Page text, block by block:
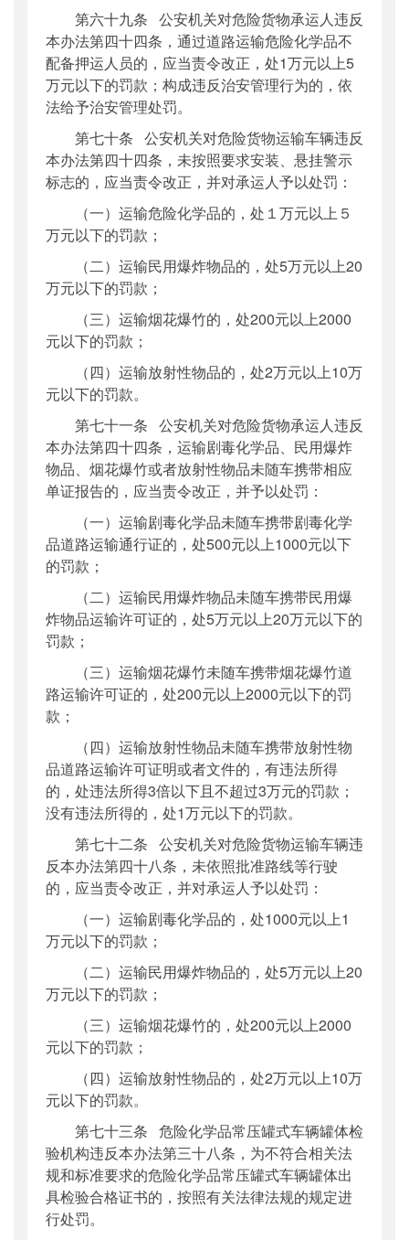
第六十九条 公安机关对危险货物承运人违反
本办法第四十四条，通过道路运输危险化学品不
配备押运人员的，应当责令改正，处1万元以上5
万元以下的罚款；构成违反治安管理行为的，依
法给予治安管理处罚。
第七十条 公安机关对危险货物运输车辆违反
本办法第四十四条，未按照要求安装、悬挂警示
标志的，应当责令改正，并对承运人予以处罚：
（一）运输危险化学品的，处１万元以上５
万元以下的罚款；
（二）运输民用爆炸物品的，处5万元以上20
万元以下的罚款；
（三）运输烟花爆竹的，处200元以上2000
元以下的罚款；
（四）运输放射性物品的，处2万元以上10万
元以下的罚款。
第七十一条 公安机关对危险货物承运人违反
本办法第四十四条，运输剧毒化学品、民用爆炸
物品、烟花爆竹或者放射性物品未随车携带相应
单证报告的，应当责令改正，并予以处罚：
（一）运输剧毒化学品未随车携带剧毒化学
品道路运输通行证的，处500元以上1000元以下
的罚款；
（二）运输民用爆炸物品未随车携带民用爆
炸物品运输许可证的，处5万元以上20万元以下的
罚款；
（三）运输烟花爆竹未随车携带烟花爆竹道
路运输许可证的，处200元以上2000元以下的罚
款；
（四）运输放射性物品未随车携带放射性物
品道路运输许可证明或者文件的，有违法所得
的，处违法所得3倍以下且不超过3万元的罚款；
没有违法所得的，处1万元以下的罚款。
第七十二条 公安机关对危险货物运输车辆违
反本办法第四十八条，未依照批准路线等行驶
的，应当责令改正，并对承运人予以处罚：
（一）运输剧毒化学品的，处1000元以上1
万元以下的罚款；
（二）运输民用爆炸物品的，处5万元以上20
万元以下的罚款；
（三）运输烟花爆竹的，处200元以上2000
元以下的罚款；
（四）运输放射性物品的，处2万元以上10万
元以下的罚款。
第七十三条 危险化学品常压罐式车辆罐体检
验机构违反本办法第三十八条，为不符合相关法
规和标准要求的危险化学品常压罐式车辆罐体出
具检验合格证书的，按照有关法律法规的规定进
行处罚。